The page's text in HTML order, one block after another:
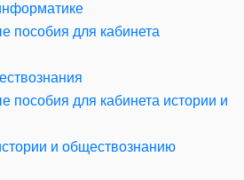
пособия для кабинета
пособия для кабинета истории и
и обществознанию